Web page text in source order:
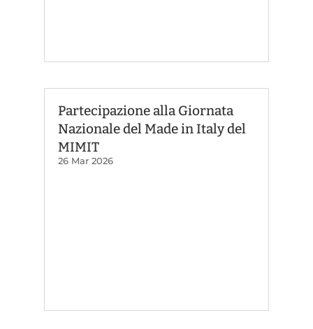
Partecipazione alla Giornata
Nazionale del Made in Italy del
MIMIT
26 Mar 2026